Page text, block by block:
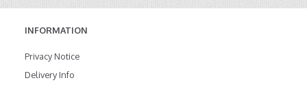
INFORMATION
Privacy Notice
Delivery Info